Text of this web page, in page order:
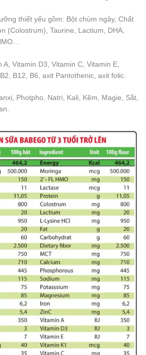
thiết yếu gồm: Bột chùm ngây, Chất
(Colostrum), Taurine, Lactium, DHA,
Vitamin D3, Vitamin C, Vitamin E,
B12, B6, axit Pantothenic, axit folic.
Photpho, Natri, Kali, Kẽm, Magie, Sắt,